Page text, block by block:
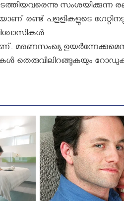
സംശയിക്കുന്ന
രണ്ട് പളളികളുടെ
മരണസംഖ്യ
തെരുവിലിറങ്ങുകയും